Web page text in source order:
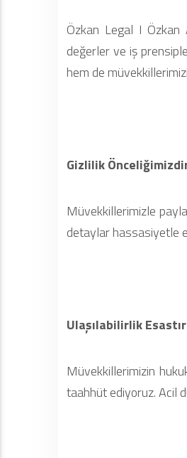
Özkan Legal I Özkan
değerler ve iş
hem de
Gizlilik
Müvekkillerimizle
detaylar hassasiyetle
Ulaşılabilirlik Esastır
Müvekkillerimizin
taahhüt ediyoruz. Acil